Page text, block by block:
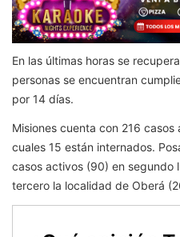
En las últimas horas se
personas se encuentran
por 14 días.
Misiones cuenta con 216
cuales 15 están internados.
casos activos (90) en segundo
tercero la localidad de Oberá